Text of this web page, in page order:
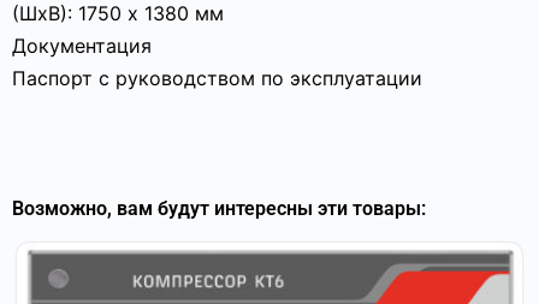
(ШхВ): 1750 х 1380 мм
Документация
Паспорт с руководством по эксплуатации
Возможно, вам будут интересны эти товары: